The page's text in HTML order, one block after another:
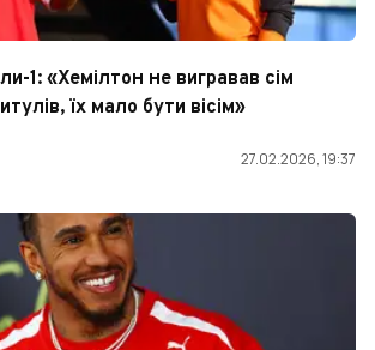
1: «Хемілтон не вигравав сім
їх мало бути вісім»
27.02.2026, 19:37